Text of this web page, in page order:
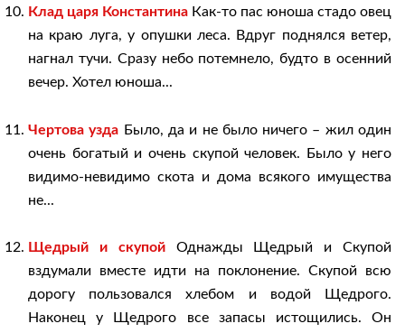
Клад царя Константина Как-то пас юноша стадо овец
на краю луга, у опушки леса. Вдруг поднялся ветер,
нагнал тучи. Сразу небо потемнело, будто в осенний
вечер. Хотел юноша...
Чертова узда Было, да и не было ничего – жил один
очень богатый и очень скупой человек. Было у него
видимо-невидимо скота и дома всякого имущества
не...
Щедрый и скупойОднажды Щедрый и Скупой
вздумали вместе идти на поклонение. Скупой всю
дорогу пользовался хлебом и водой Щедрого.
Наконец у Щедрого все запасы истощились. Он